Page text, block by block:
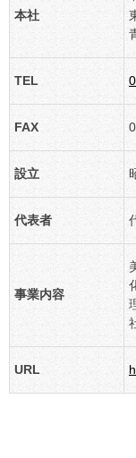
本社
TEL
FAX
設立
代表者
事業内容
URL